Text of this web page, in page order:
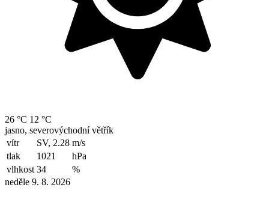
26 °C 12 °C
jasno, severovýchodní větřík
vítr
SV, 2.28 m/s
tlak
1021
hPa
vlhkost 34
%
neděle 9. 8. 2026